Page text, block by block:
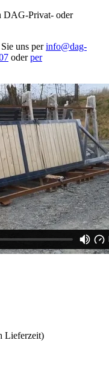
DAG-Privat- oder
uns perinfo@dag-
oderper
Lieferzeit)